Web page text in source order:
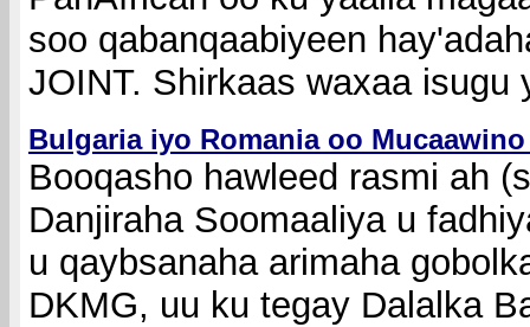
soo qabanqaabiyeen
JOINT. Shirkaas waxaa isugu
Bulgaria iyo Romania oo
Booqasho hawleed rasmi ah
Danjiraha Soomaaliya u
u qaybsanaha arimaha
DKMG, uu ku tegay Dalalka